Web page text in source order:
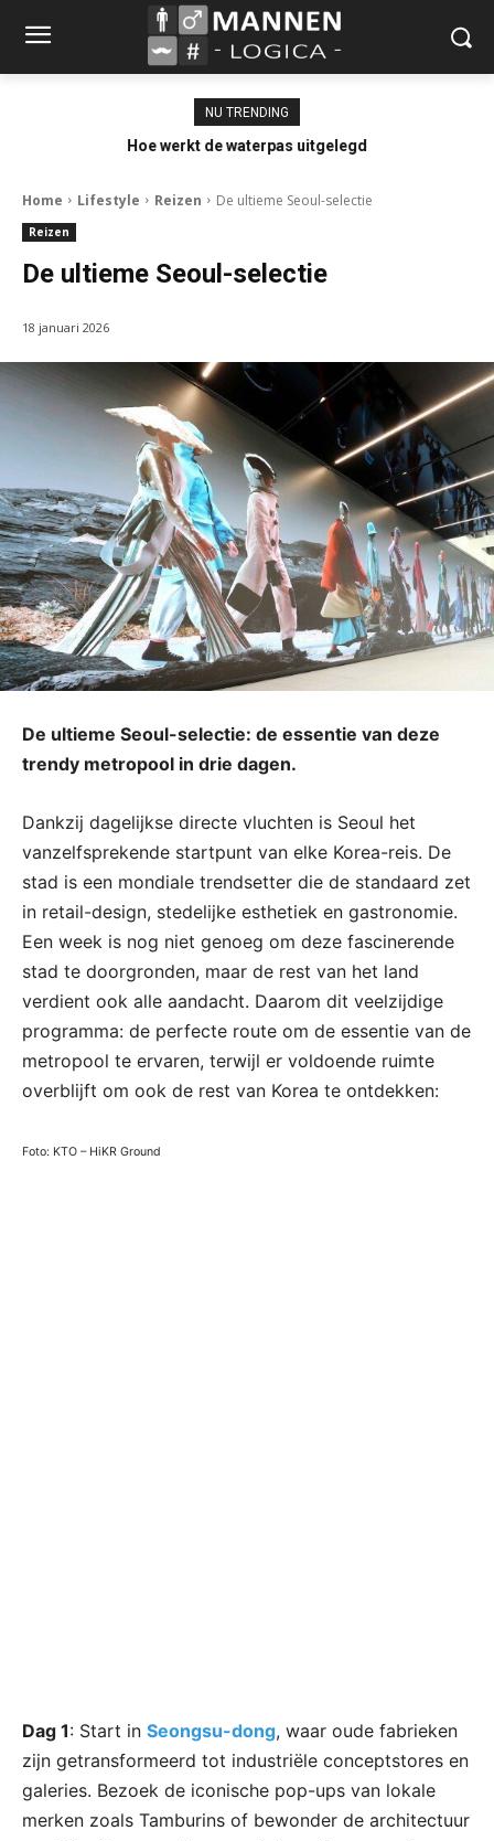
NU TRENDING
Hoe werkt de waterpas uitgelegd
Home Lifestyle Reizen De ultieme Seoul-selectie
Reizen
De ultieme Seoul-selectie
18 januari 2026
De ultieme Seoul-selectie: de essentie van deze
trendy metropool in drie dagen.
Dankzij dagelijkse directe vluchten is Seoul het
vanzelfsprekende startpunt van elke Korea-reis. De
stad is een mondiale trendsetter die de standaard zet
in retail-design, stedelijke esthetiek en gastronomie.
Een week is nog niet genoeg om deze fascinerende
stad te doorgronden, maar de rest van het land
verdient ook alle aandacht. Daarom dit veelzijdige
programma: de perfecte route om de essentie van de
metropool te ervaren, terwijl er voldoende ruimte
overblijft om ook de rest van Korea te ontdekken:
Foto: KTO – HiKR Ground
Dag 1: Start in Seongsu-dong, waar oude fabrieken
zijn getransformeerd tot industriële conceptstores en
galeries. Bezoek de iconische pop-ups van lokale
merken zoals Tamburins of bewonder de architectuur